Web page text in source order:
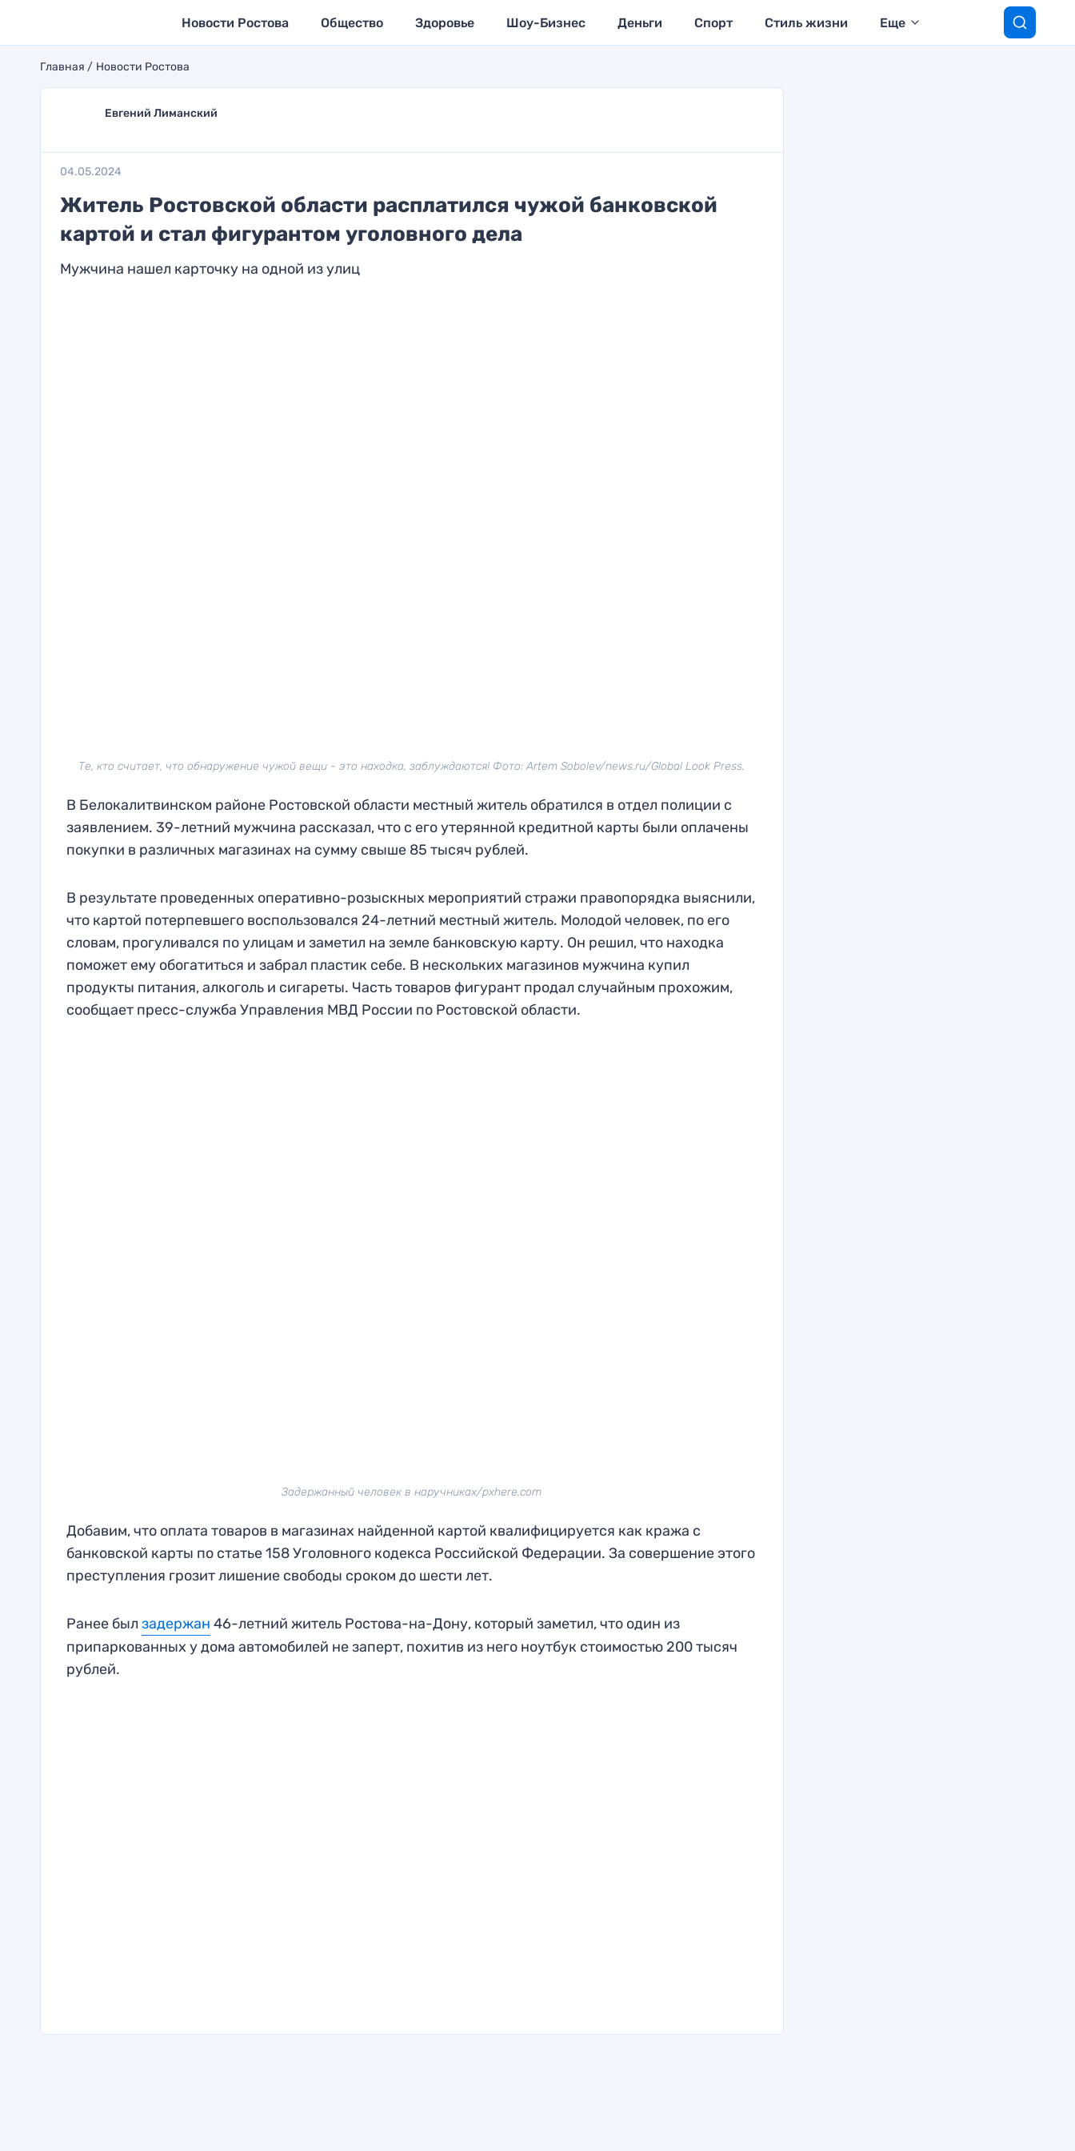
Новости Ростова Общество Здоровье Шоу-Бизнес Деньги Спорт Стиль жизни Еще
Главная Новости Ростова
Евгений Лиманский
04.05.2024
Житель Ростовской области расплатился чужой банковской
картой и стал фигурантом уголовного дела
Мужчина нашел карточку на одной из улиц
Те, кто считает, что обнаружение чужой вещи - это находка, заблуждаются! Фото: Artem Sobolev/news.ru/Global Look Press.
В Белокалитвинском районе Ростовской области местный житель обратился в отдел полиции с
заявлением. 39-летний мужчина рассказал, что с его утерянной кредитной карты были оплачены
покупки в различных магазинах на сумму свыше 85 тысяч рублей.
В результате проведенных оперативно-розыскных мероприятий стражи правопорядка выяснили,
что картой потерпевшего воспользовался 24-летний местный житель. Молодой человек, по его
словам, прогуливался по улицам и заметил на земле банковскую карту. Он решил, что находка
поможет ему обогатиться и забрал пластик себе. В нескольких магазинов мужчина купил
продукты питания, алкоголь и сигареты. Часть товаров фигурант продал случайным прохожим,
сообщает пресс-служба Управления МВД России по Ростовской области.
Задержанный человек в наручниках/pxhere.com
Добавим, что оплата товаров в магазинах найденной картой квалифицируется как кража с
банковской карты по статье 158 Уголовного кодекса Российской Федерации. За совершение этого
преступления грозит лишение свободы сроком до шести лет.
Ранее был задержан 46-летний житель Ростова-на-Дону, который заметил, что один из
припаркованных у дома автомобилей не заперт, похитив из него ноутбук стоимостью 200 тысяч
рублей.